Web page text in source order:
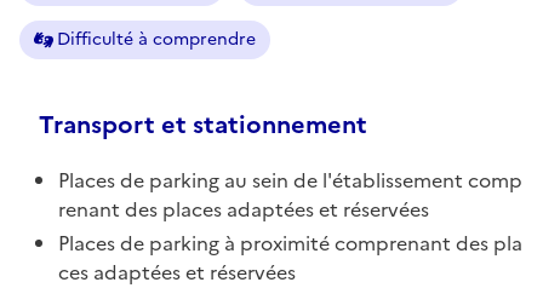
Difficulté à comprendre
Transport et stationnement
Places de parking au sein de l'établissement comp
renant des places adaptées et réservées
Places de parking à proximité comprenant des pla
ces adaptées et réservées